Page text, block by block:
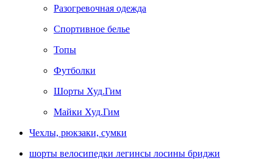
Разогревочная одежда
Спортивное белье
Топы
Футболки
Шорты Худ.Гим
Майки Худ.Гим
Чехлы, рюкзаки, сумки
шорты велосипедки легинсы лосины бриджи